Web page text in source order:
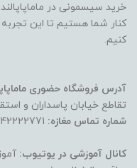
خرید سیسمونی در
کنار شما هستیم تا این
کنیم.
آدرس فروشگاه حضوری
تقاطع خیابان پاسداران و
شماره تماس مغازه:
کانال آموزشی در یوتیوب: